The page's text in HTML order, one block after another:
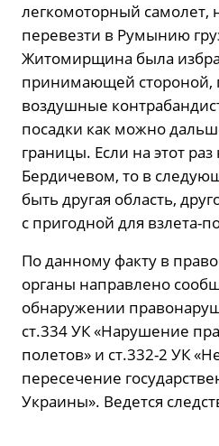
легкомоторный самолет,
перевезти в Румынию
Житомирщина была
принимающей стороной,
воздушные
посадки как можно
границы. Если на этот
Бердичевом, то в
быть другая область,
с пригодной для взлета-
По данному факту в
органы направлено
обнаружении
ст.334 УК «Нарушение
полетов» и ст.332-2 УК
пересечение
Украины». Ведется